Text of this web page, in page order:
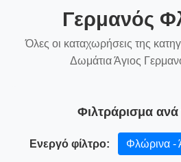
Γερμανός
Όλες οι καταχωρήσεις της
Δωμάτια Άγιος
Φιλτράρισμα ανά
Ενεργό φίλτρο: Φλώρινα -